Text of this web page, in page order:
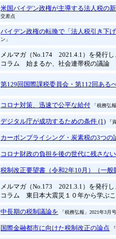
米国バイデン政権が主導する法人税の
交差点
バイデン政権の転換で「法人税引き下
ン」
メルマガ（No.174 2021.4.1）を発行し
コラム 始まるか、社会連帯税の議論
第129回国際課税委員会・第112回ある
コロナ対策、迅速で公平な給付 「税務弘
デジタル庁が成功するための条件 (1) 『
カーボンプライシング・炭素税の3つの
コロナ財政の負担を後の世代に残さな
税制改正要望書（令和2年10月）（一
メルマガ（No.173 2021.3.1）を発行し
コラム 東日本大震災１０年から学ぶ
中長期の税制議論を 「税務弘報」2021年3月号
国際金融都市に向けた税制改正の論点